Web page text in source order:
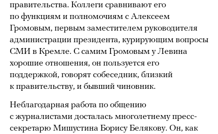
правительства. Коллеги сравнивают его
по функциям и полномочиям с Алексеем
Громовым, первым заместителем руководителя
администрации президента, курирующим вопросы
СМИ в Кремле. С самим Громовым у Левина
хорошие отношения, он пользуется его
поддержкой, говорят собеседник, близкий
к правительству, и бывший чиновник.
Неблагодарная работа по общению
с журналистами досталась многолетнему пресс-
секретарю Мишустина Борису Белякову. Он, как